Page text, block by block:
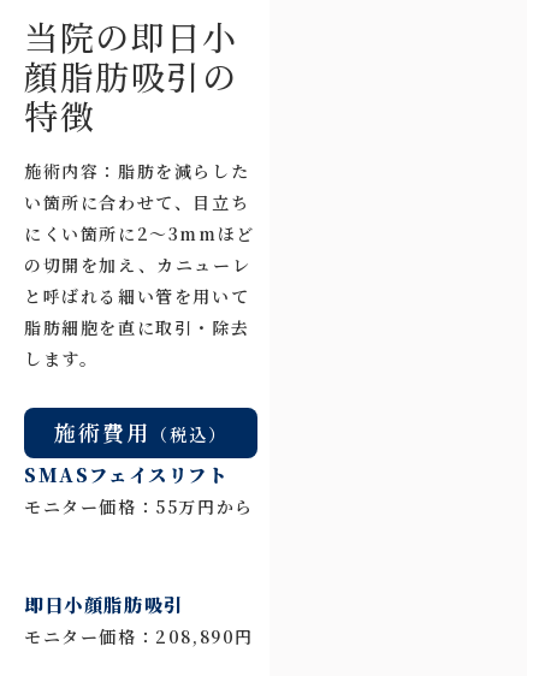
当院の即日小
顔脂肪吸引の
特徴
施術内容：脂肪を減らした
い箇所に合わせて、目立ち
にくい箇所に2～3mmほど
の切開を加え、カニューレ
と呼ばれる細い管を用いて
脂肪細胞を直に取引・除去
します。
施術費用 （税込）
SMASフェイスリフト
モニター価格：55万円から
即日小顔脂肪吸引
モニター価格：208,890円